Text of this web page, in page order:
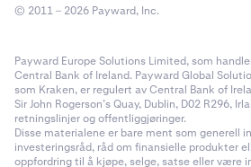
© 2011 – 2026 Payward, Inc.
Payward Europe Solutions Limited, som
Central Bank of Ireland. Payward Global
som Kraken, er regulert av Central Bank of
Sir John Rogerson’s Quay, Dublin, D02 R296,
retningslinjer og offentliggjøringer.
Disse materialene er bare ment som generell
investeringsråd, råd om finansielle produkter
oppfordring til å kjøpe, selge, satse eller være